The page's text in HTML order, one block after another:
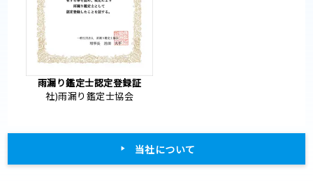
雨漏り鑑定士認定登録証
社)雨漏り鑑定士協会
当社について